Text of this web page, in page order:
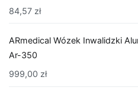
84,57 zł
ARmedical Wózek Inwalidzki
Ar-350
999,00 zł